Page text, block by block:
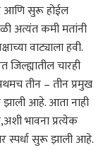
आणि सुरू होईल
अत्यंत कमी मतांनी
वाट्याला हवी.
चारही
तीन – तीन प्रमुख
झाली आहे. आता नाही
भावना प्रत्येक
स्पर्धा सुरू झाली आहे.